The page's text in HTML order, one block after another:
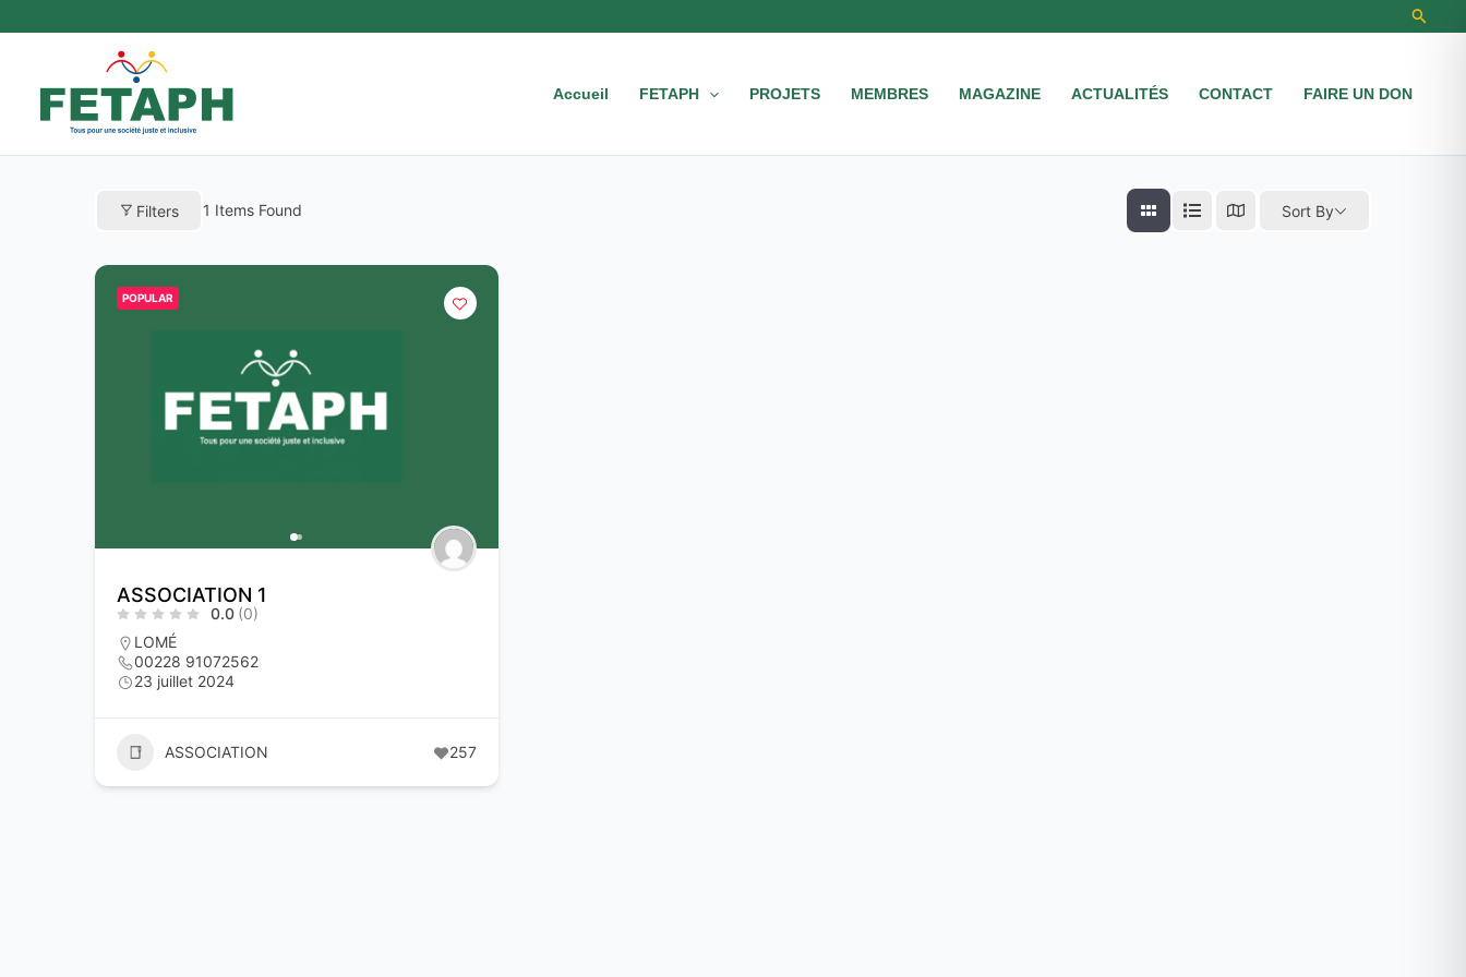
Accueil FETAPH PROJETS MEMBRES MAGAZINE ACTUALITÉS CONTACT FAIRE UN DON
Filters 1 Items Found Sort By
POPULAR
ASSOCIATION 1
0.0 (0)
LOMÉ
00228 91072562
23 juillet 2024
ASSOCIATION 257